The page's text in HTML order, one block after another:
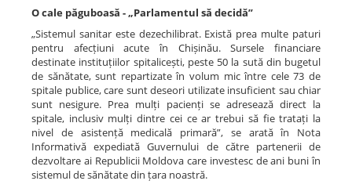
O cale păguboasă - „Parlamentul să decidă”
„Sistemul sanitar este dezechilibrat. Există prea multe paturi
pentru afecțiuni acute în Chișinău. Sursele financiare
destinate instituțiilor spitalicești, peste 50 la sută din bugetul
de sănătate, sunt repartizate în volum mic între cele 73 de
spitale publice, care sunt deseori utilizate insuficient sau chiar
sunt nesigure. Prea mulți pacienți se adresează direct la
spitale, inclusiv mulți dintre cei ce ar trebui să fie tratați la
nivel de asistență medicală primară”, se arată în Nota
Informativă expediată Guvernului de către partenerii de
dezvoltare ai Republicii Moldova care investesc de ani buni în
sistemul de sănătate din țara noastră.